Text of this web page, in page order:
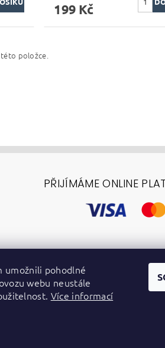
199 Kč
položce.
PŘIJÍMÁME ONLINE
umožnili pohodlné
webu neustále
Více informací